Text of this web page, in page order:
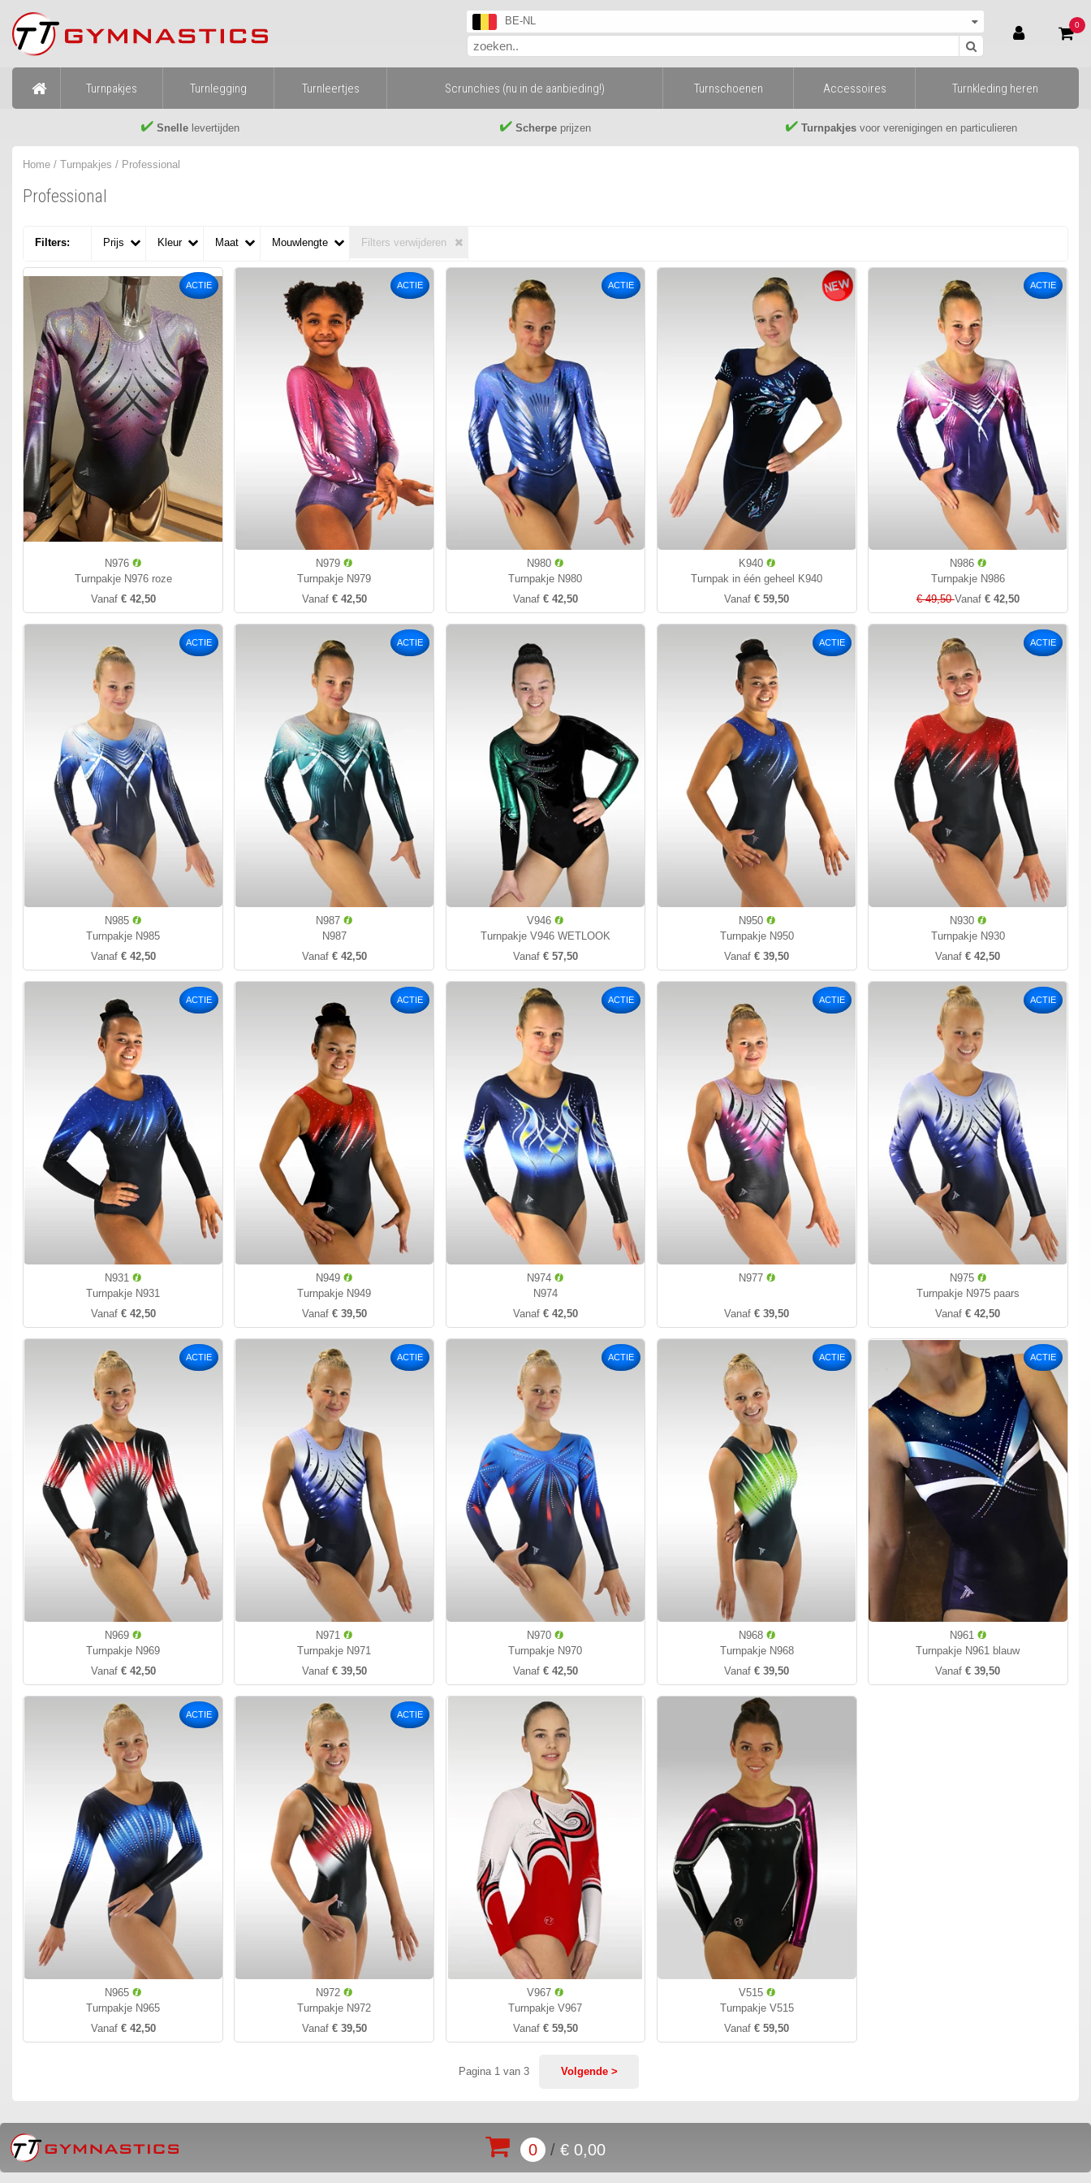
BE-NL 0
Turnpakjes Turnlegging Turnleertjes Scrunchies (nu in de aanbieding!) Turnschoenen Accessoires Turnkleding heren
Snellelevertijden Scherpe prijzen Turnpakjesvoor verenigingen en particulieren
Home /Turnpakjes / Professional
Professional
Filters: Prijs Kleur Maat Mouwlengte Filters verwijderen
ACTIE
N976
Turnpakje N976 roze
Vanaf€ 42,50
ACTIE
N979
Turnpakje N979
Vanaf€ 42,50
ACTIE
N980
Turnpakje N980
Vanaf€ 42,50
K940
Turnpak in één geheel K940
Vanaf € 59,50
ACTIE
N986
Turnpakje N986
€ 49,50Vanaf€ 42,50
ACTIE
N985
Turnpakje N985
Vanaf€ 42,50
ACTIE
N987
N987
Vanaf€ 42,50
V946
Turnpakje V946 WETLOOK
Vanaf€ 57,50
ACTIE
N950
Turnpakje N950
Vanaf € 39,50
ACTIE
N930
Turnpakje N930
Vanaf € 42,50
ACTIE
N931
Turnpakje N931
Vanaf€ 42,50
ACTIE
N949
Turnpakje N949
Vanaf€ 39,50
ACTIE
N974
N974
Vanaf€ 42,50
ACTIE
N977
Vanaf € 39,50
ACTIE
N975
Turnpakje N975 paars
Vanaf € 42,50
ACTIE
N969
Turnpakje N969
Vanaf€ 42,50
ACTIE
N971
Turnpakje N971
Vanaf€ 39,50
ACTIE
N970
Turnpakje N970
Vanaf€ 42,50
ACTIE
N968
Turnpakje N968
Vanaf € 39,50
ACTIE
N961
Turnpakje N961 blauw
Vanaf € 39,50
ACTIE
N965
Turnpakje N965
Vanaf€ 42,50
ACTIE
N972
Turnpakje N972
Vanaf€ 39,50
V967
Turnpakje V967
Vanaf€ 59,50
V515
Turnpakje V515
Vanaf € 59,50
Pagina 1 van 3 Volgende >
0 / € 0,00